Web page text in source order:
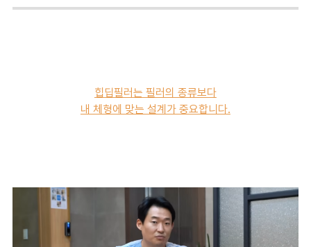
힙딥필러는 필러의 종류보다
내 체형에 맞는 설계가 중요합니다.